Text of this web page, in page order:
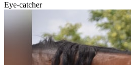
Eye-catcher